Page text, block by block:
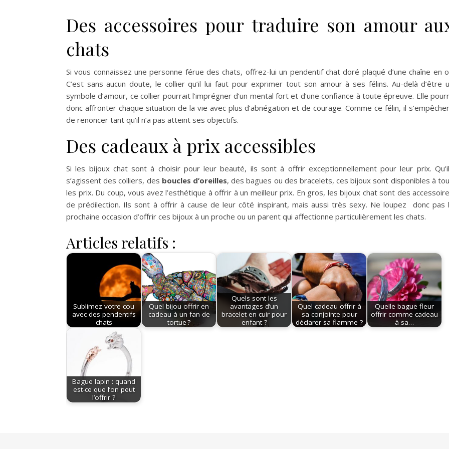
Des accessoires pour traduire son amour
chats
Si vous connaissez une personne férue des chats, offrez-lui un pendentif chat doré plaqué d’une chaîne en
C’est sans aucun doute, le collier qu’il lui faut pour exprimer tout son amour à ses félins. Au-delà d’être
symbole d’amour, ce collier pourrait l’imprégner d’un mental fort et d’une confiance à toute épreuve. Elle
donc affronter chaque situation de la vie avec plus d’abnégation et de courage. Comme ce félin, il
de renoncer tant qu’il n’a pas atteint ses objectifs.
Des cadeaux à prix accessibles
Si les bijoux chat sont à choisir pour leur beauté, ils sont à offrir exceptionnellement pour leur prix.
s’agissent des colliers, des boucles d’oreilles, des bagues ou des bracelets, ces bijoux sont disponibles à
les prix. Du coup, vous avez l’esthétique à offrir à un meilleur prix. En gros, les bijoux chat sont des
de prédilection. Ils sont à offrir à cause de leur côté inspirant, mais aussi très sexy. Ne loupez donc pas
prochaine occasion d’offrir ces bijoux à un proche ou un parent qui affectionne particulièrement les chats.
Articles relatifs :
Sublimez votre cou
avec des pendentifs
chats
Quel bijou offrir en
cadeau à un fan de
tortue ?
Quels sont les
avantages d’un
bracelet en cuir pour
enfant ?
Quel cadeau offrir à
sa conjointe pour
déclarer sa flamme ?
Quelle bague fleur
offrir comme cadeau
à sa…
Bague lapin : quand
est-ce que l’on peut
l’offrir ?